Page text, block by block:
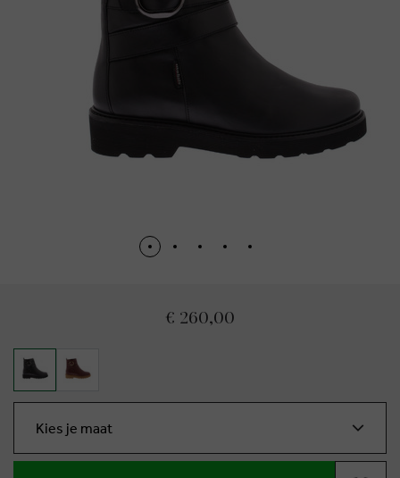
€ 260,00
Kies je maat